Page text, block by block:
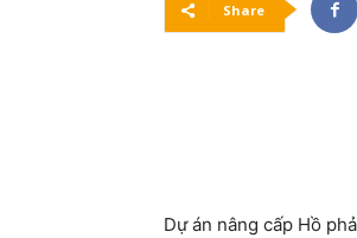
Share
Dự án nâng cấp Hồ